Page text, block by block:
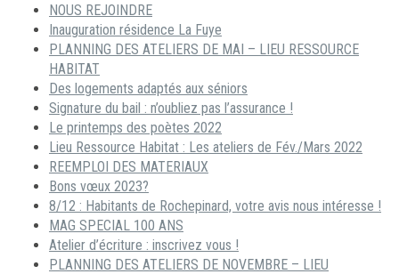
NOUS REJOINDRE
Inauguration résidence La Fuye
PLANNING DES ATELIERS DE MAI – LIEU RESSOURCE
HABITAT
Des logements adaptés aux séniors
Signature du bail : n’oubliez pas l’assurance !
Le printemps des poètes 2022
Lieu Ressource Habitat : Les ateliers de Fév./Mars 2022
REEMPLOI DES MATERIAUX
Bons vœux 2023?
8/12 : Habitants de Rochepinard, votre avis nous intéresse !
MAG SPECIAL 100 ANS
Atelier d’écriture : inscrivez vous !
PLANNING DES ATELIERS DE NOVEMBRE – LIEU